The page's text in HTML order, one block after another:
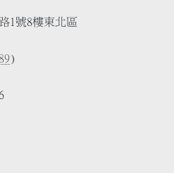
1號8樓東北區
)